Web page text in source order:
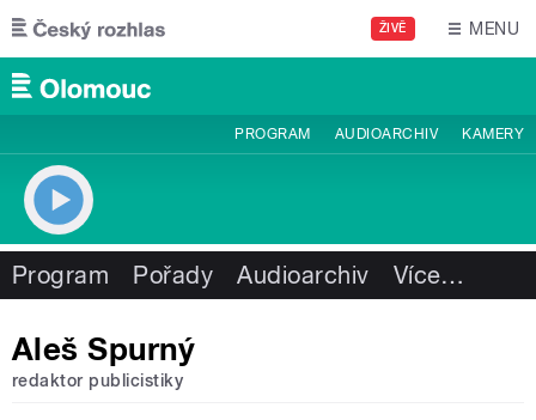
Přejít k hlavnímu obsahu
ŽIVĚ MENU
PROGRAM AUDIOARCHIV KAMERY
Program Pořady Audioarchiv Více…
Aleš Spurný
redaktor publicistiky